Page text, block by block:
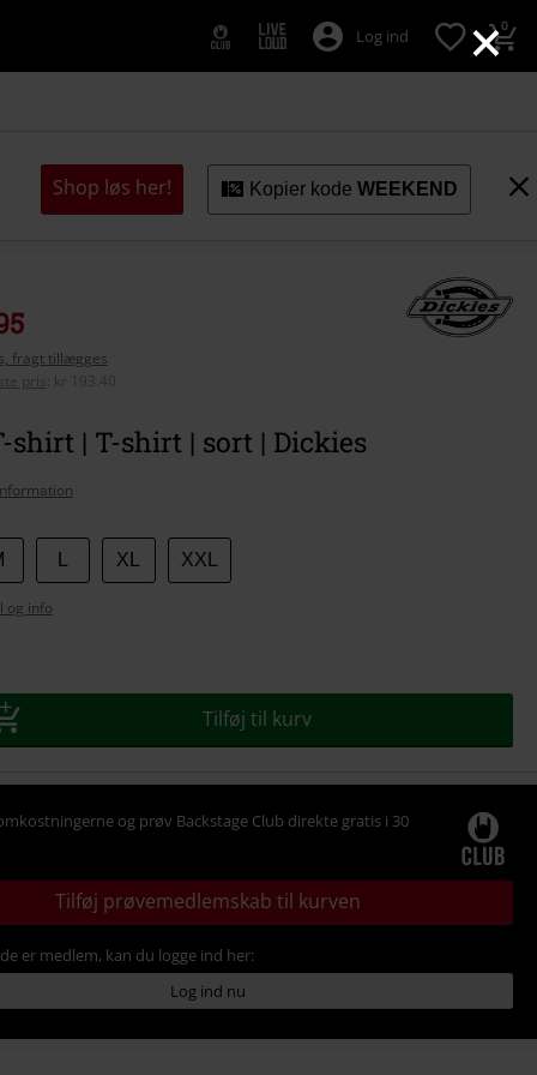
×
Log ind 0
Shop løs her! Kopier kode WEEKEND
fragt tillægges
pris
kr 193.40
shirt | T-shirt | sort | Dickies
XL XXL
og info
Tilføj til kurv
og prøv Backstage Club direkte gratis i 30
Tilføj prøvemedlemskab til kurven
er medlem, kan du logge ind her:
Log ind nu